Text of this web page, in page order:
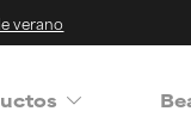
verano